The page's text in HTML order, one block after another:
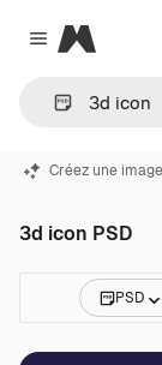
Close menu
Magnific
Créez une
3d icon PSD
PSD